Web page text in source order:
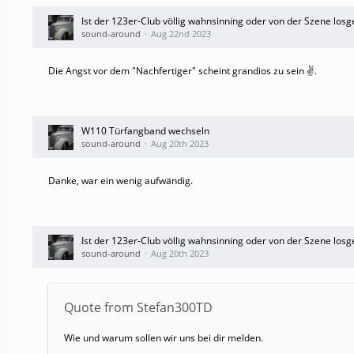
Ist der 123er-Club völlig wahnsinning oder von der Szene
sound-around Aug 22nd 2023
Die Angst vor dem "Nachfertiger" scheint grandios zu sein ✌️.
W110 Türfangband wechseln
sound-around Aug 20th 2023
Danke, war ein wenig aufwändig.
Ist der 123er-Club völlig wahnsinning oder von der Szene
sound-around Aug 20th 2023
Quote from Stefan300TD
Wie und warum sollen wir uns bei dir melden.